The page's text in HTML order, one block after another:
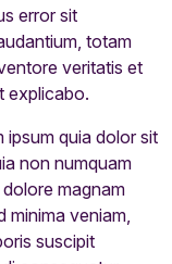
error sit
totam
veritatis et
explicabo.
ipsum quia dolor sit
non numquam
magnam
minima veniam,
suscipit